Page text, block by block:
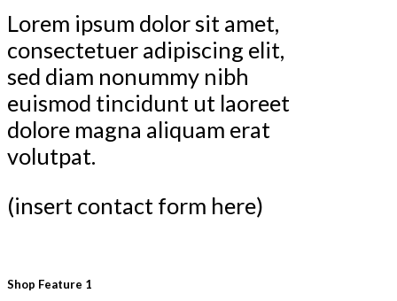
Lorem ipsum dolor sit amet,
consectetuer adipiscing elit,
sed diam nonummy nibh
euismod tincidunt ut laoreet
dolore magna aliquam erat
volutpat.
(insert contact form here)
Shop Feature 1